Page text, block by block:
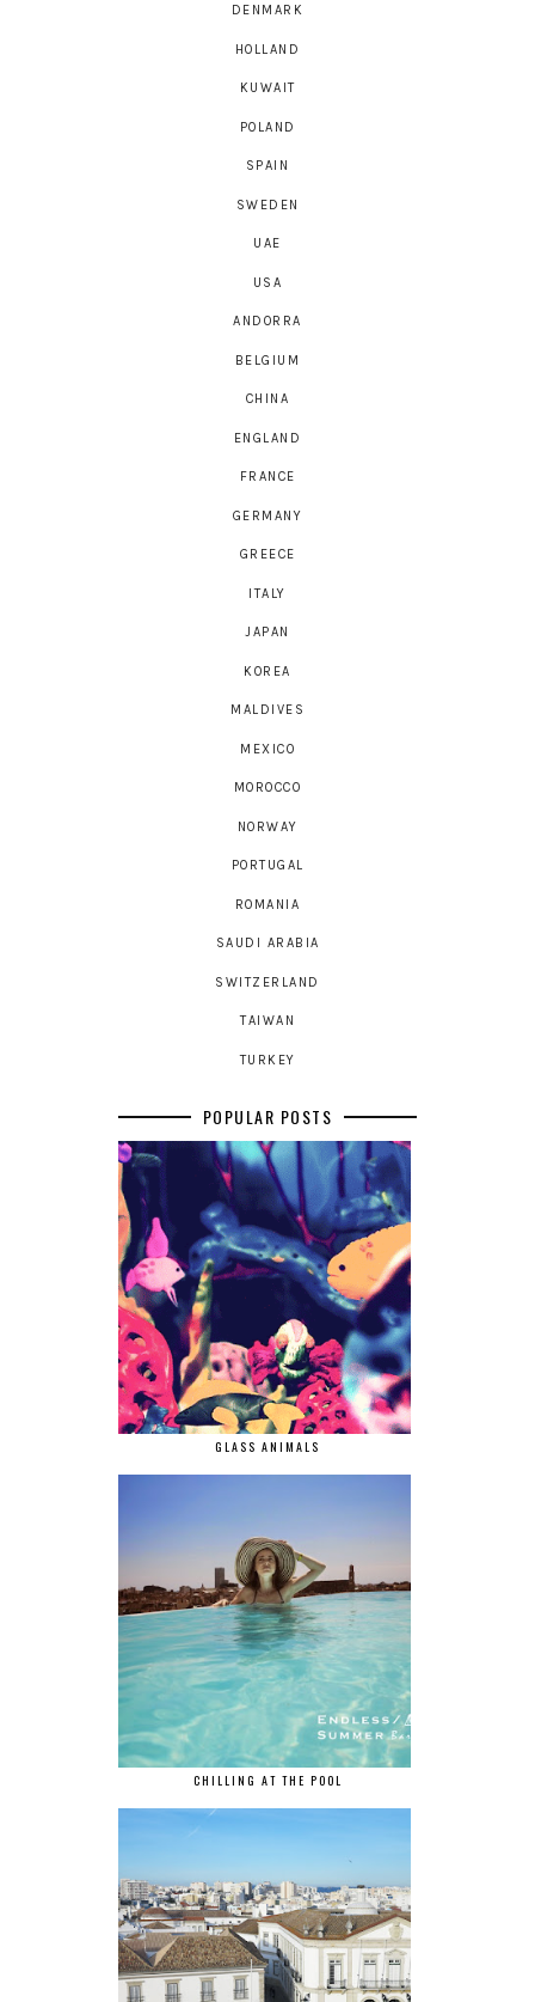
DENMARK
HOLLAND
KUWAIT
POLAND
SPAIN
SWEDEN
UAE
USA
ANDORRA
BELGIUM
CHINA
ENGLAND
FRANCE
GERMANY
GREECE
ITALY
JAPAN
KOREA
MALDIVES
MEXICO
MOROCCO
NORWAY
PORTUGAL
ROMANIA
SAUDI ARABIA
SWITZERLAND
TAIWAN
TURKEY
POPULAR POSTS
GLASS ANIMALS
CHILLING AT THE POOL